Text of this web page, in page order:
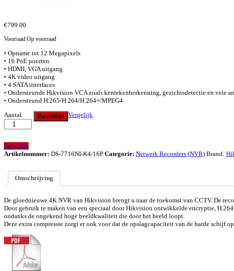
€799.00
Voorraad:Op voorraad
• Opname tot 12 Megapixels
• 16 PoE poorten
• HDMI, VGA uitgang
• 4K video uitgang
• 4 SATA interfaces
• Ondersteunde Hikvision VCA zoals kentekenherkenning, gezichtsdetectie en vele
• Ondersteund H.265/H.264/H.264+/MPEG4
16
Kanaals
Recorder
16
PoE
HDD
Slots,
Output,
quantity
Aantal Bestellen Vergelijk
Vergelijk
Artikelnummer: DS-7716NI-K4/16P Categorie: Netwerk Recorders (NVR) Brand:
Omschrijving
De gloednieuwe 4K NVR van Hikvision brengt u naar de toekomst van CCTV. De
Door gebruik te maken van een speciaal door Hikvision ontwikkelde encryptie,
ondanks de ongekend hoge beeldkwaliteit die door het beeld loopt.
Deze extra compressie zorgt er ook voor dat de opslagcapaciteit van de harde schijf